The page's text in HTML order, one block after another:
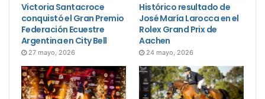
Victoria Santacroce
conquistó el Gran Premio
Federación Ecuestre
Argentina en City Bell
27 mayo, 2026
Histórico resultado de
José María Larocca en el
Rolex Grand Prix de
Aachen
24 mayo, 2026